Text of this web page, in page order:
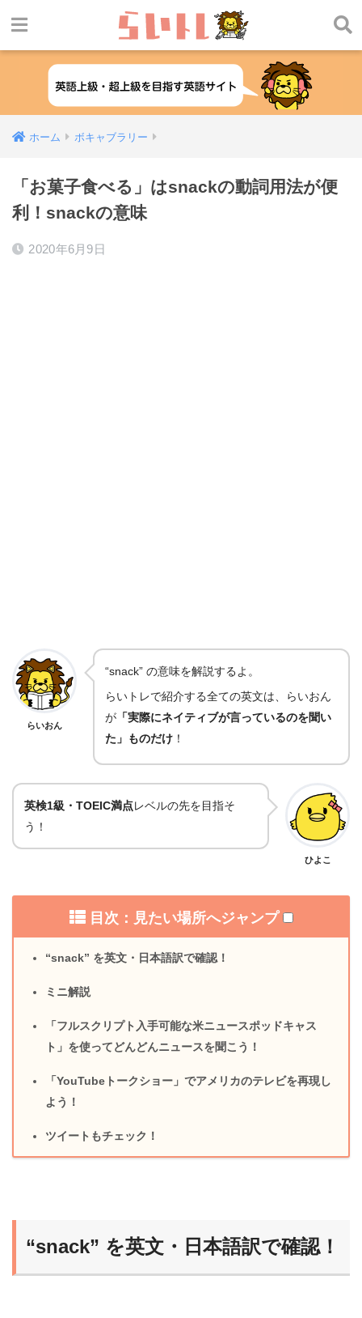
ホーム ボキャブラリー
「お菓子食べる」はsnackの動詞用法が便
利！snackの意味
2020年6月9日
らいおん
“snack” の意味を解説するよ。
らいトレで紹介する全ての英文は、らいおん
が 「実際にネイティブが言っているのを聞い
た」ものだけ ！
英検1級・TOEIC満点レベルの先を目指そ
う！
ひよこ
目次：見たい場所へジャンプ
“snack” を英文・日本語訳で確認！
ミニ解説
「フルスクリプト入手可能な米ニュースポッドキャス
ト」を使ってどんどんニュースを聞こう！
「YouTubeトークショー」でアメリカのテレビを再現し
よう！
ツイートもチェック！
“snack” を英文・日本語訳で確認！